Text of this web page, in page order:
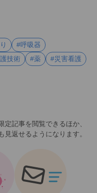
#呼吸器
技術 #薬
#災害看護
記事を閲覧できるほか、
返せるようになります。